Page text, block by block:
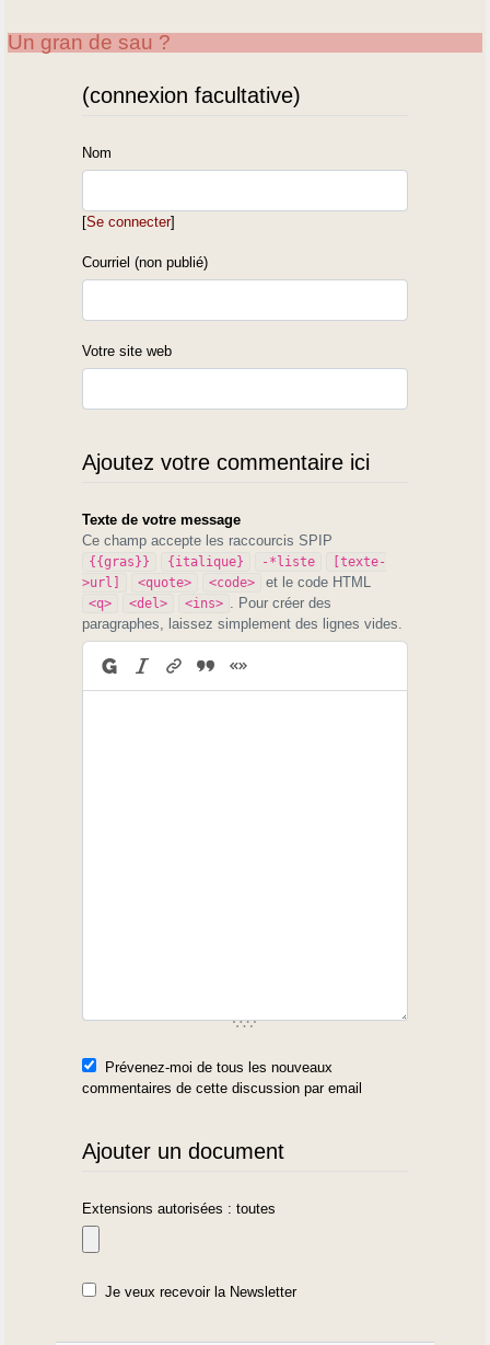
Un gran de sau ?
(connexion facultative)
Nom
[Se connecter]
Courriel (non publié)
Votre site web
Ajoutez votre commentaire ici
Texte de votre message
Ce champ accepte les raccourcis SPIP
{{gras}} {italique} -*liste
[texte-
>url]
<quote> <code> et le code HTML
<q> <del> <ins>
. Pour créer des
paragraphes, laissez simplement des lignes vides.
Prévenez-moi de tous les nouveaux
commentaires de cette discussion par email
Ajouter un document
Extensions autorisées : toutes
Je veux recevoir la Newsletter